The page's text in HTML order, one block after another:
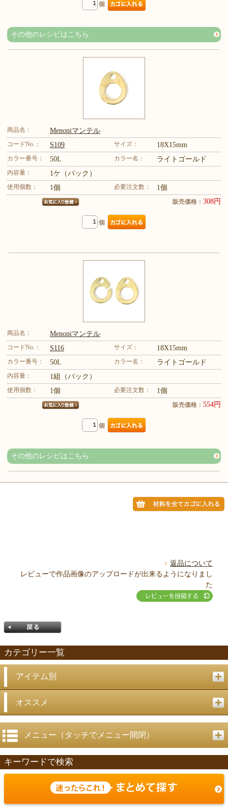
個
その他のレシピはこちら
商品名： Menoniマンテル
コードNo.： S109 サイズ： 18X15mm
カラー番号： 50L カラー名： ライトゴールド
内容量： 1ケ（パック）
使用個数： 1個 必要注文数： 1個
販売価格： 308円
個
商品名： Menoniマンテル
コードNo.： S116 サイズ： 18X15mm
カラー番号： 50L カラー名： ライトゴールド
内容量： 1組（パック）
使用個数： 1個 必要注文数： 1個
販売価格： 554円
個
その他のレシピはこちら
返品について
レビューで作品画像のアップロードが出来るようになりまし
た
カテゴリー一覧
アイテム別
オススメ
メニュー（タッチでメニュー開閉）
キーワードで検索